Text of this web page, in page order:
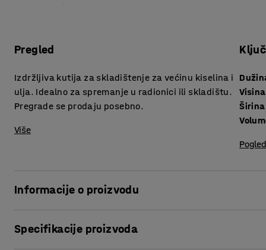
Pregled
Izdržljiva kutija za skladištenje za većinu kiselina i
ulja. Idealno za spremanje u radionici ili skladištu.
Pregrade se prodaju posebno.
Više
Visina
Širina
Informacije o proizvodu
Kutije se izrađene od polipropilena, vrlo izdržljivog
Specifikacije proizvoda